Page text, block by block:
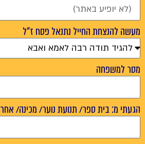
מעשה להנצחת החייל נתנאל פסח ז"ל
מסר למשפחה
הגעתי מ: בית ספר/ תנועת נוער/ מכינה/ אחר